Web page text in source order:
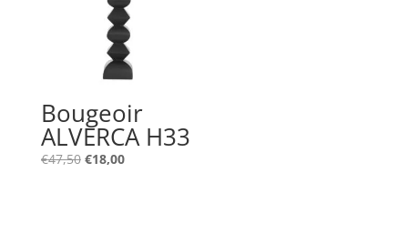
Bougeoir
ALVERCA H33
€47,50 Le
€18,00Le